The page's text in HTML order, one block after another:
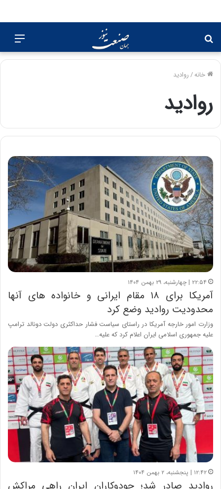
برای
خانه/روادید
روادید
۲۲:۵۴ | چهارشنبه، ۲۹ بهمن ۱۴۰۴
آمریکا برای ۱۸ مقام ایرانی و خانواده های آنها
محدودیت روادید وضع کرد
وزارت امور خارجه آمریکا در راستای سیاست فشار حداکثری دولت دونالد ترامپ
علیه جمهوری اسلامی ایران اعلام کرد که علیه…
۱۲:۴۲ | پنجشنبه، ۲ بهمن ۱۴۰۴